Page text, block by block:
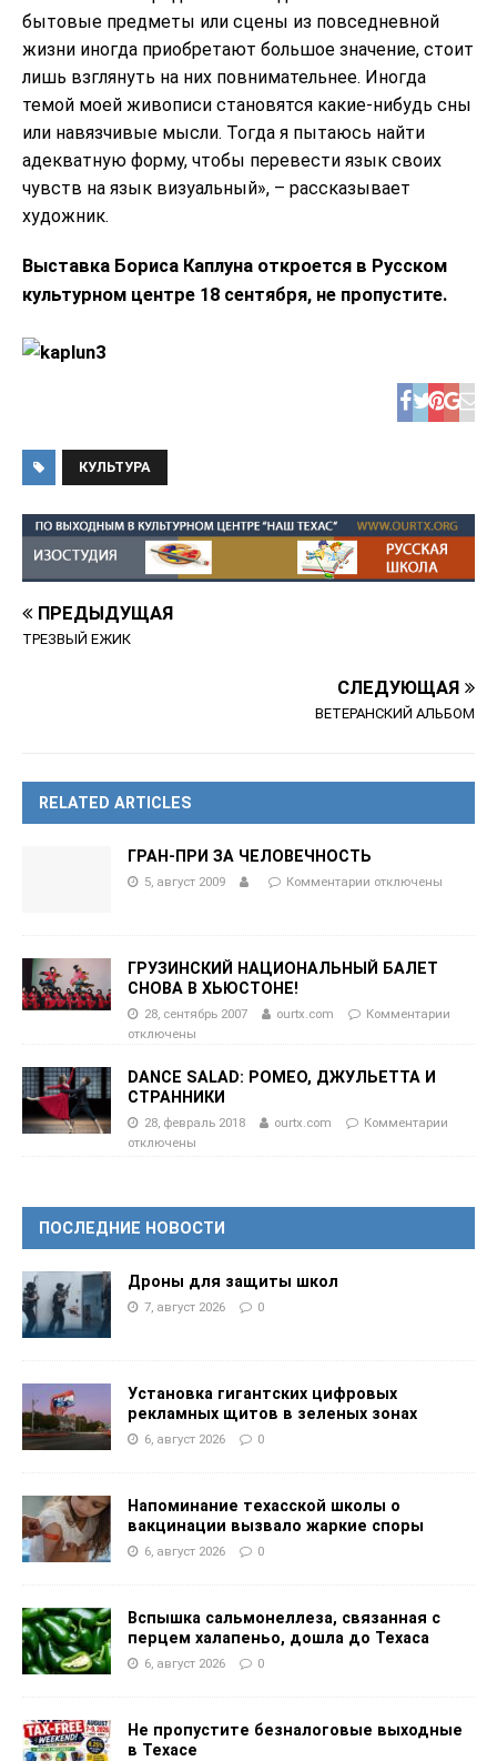
бытовые предметы или сцены из повседневной
жизни иногда приобретают большое значение, стоит
лишь взглянуть на них повнимательнее. Иногда
темой моей живописи становятся какие-нибудь сны
или навязчивые мысли. Тогда я пытаюсь найти
адекватную форму, чтобы перевести язык своих
чувств на язык визуальный», – рассказывает
художник.
Выставка Бориса Каплуна откроется в Русском
культурном центре 18 сентября, не пропустите.
КУЛЬТУРА
ПРЕДЫДУЩАЯ
ТРЕЗВЫЙ ЕЖИК
СЛЕДУЮЩАЯ
ВЕТЕРАНСКИЙ АЛЬБОМ
RELATED ARTICLES
ГРАН-ПРИ ЗА ЧЕЛОВЕЧНОСТЬ
5, август 2009 Комментарии отключены
ГРУЗИНСКИЙ НАЦИОНАЛЬНЫЙ БАЛЕТ
СНОВА В ХЬЮСТОНЕ!
28, сентябрь 2007 ourtx.com
Комментарии
отключены
DANCE SALAD: РОМЕО, ДЖУЛЬЕТТА И
СТРАННИКИ
28, февраль 2018 ourtx.com
Комментарии
отключены
ПОСЛЕДНИЕ НОВОСТИ
Дроны для защиты школ
7, август 2026 0
Установка гигантских цифровых
рекламных щитов в зеленых зонах
6, август 2026 0
Напоминание техасской школы о
вакцинации вызвало жаркие споры
6, август 2026 0
Вспышка сальмонеллеза, связанная с
перцем халапеньо, дошла до Техаса
6, август 2026 0
Не пропустите безналоговые выходные
в Техасе